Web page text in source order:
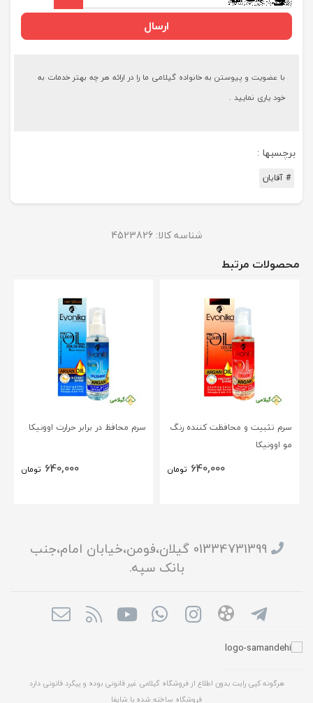
ارسال
با عضویت و پیوستن به خانواده گیلامی ما را در ارائه هر چه بهتر خدمات به
خود یاری نمایید .
برچسبها :
# آقایان
شناسه کالا: 4523826
محصولات مرتبط
سرم تثبیت و محافظت کننده رنگ
مو اوونیکا
640,000 تومان
سرم محافظ در برابر حرارت اوونیکا
640,000 تومان
01334731399 گیلان،فومن،خیابان امام،جنب
بانک سپه.
هرگونه کپی رایت بدون اطلاع از فروشگاه گیلامی غیر قانونی بوده و پیگرد قانونی دارد
فروشگاه ساخته شده با شاپفا